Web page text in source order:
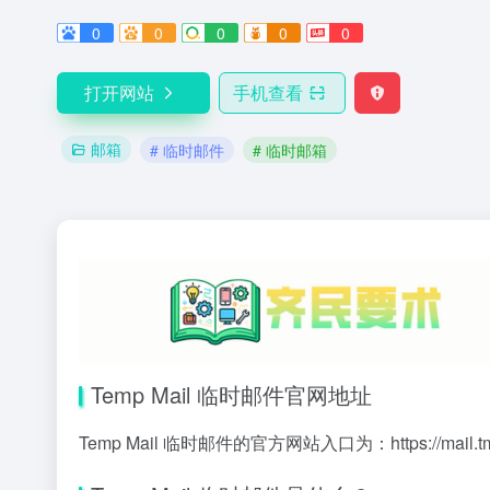
0
0 0 0 0
打开网站 手机查看
邮箱 # 临时邮件 # 临时邮箱
Temp Mail 临时邮件官网地址
Temp Mail 临时邮件的官方网站入口为： https://